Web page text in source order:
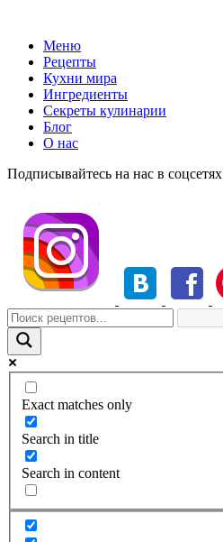
Меню
Рецепты
Кухни мира
Ингредиенты
Секреты кулинарии
Блог
О нас
Подписывайтесь на нас в соцсетях
Exact matches only
Search in title
Search in content